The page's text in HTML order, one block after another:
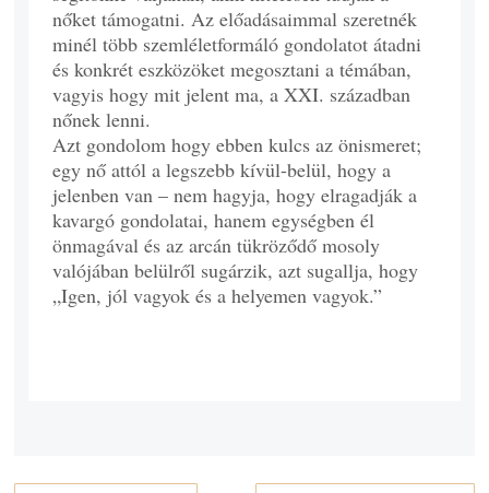
nőket támogatni. Az előadásaimmal szeretnék
minél több szemléletformáló gondolatot átadni
és konkrét eszközöket megosztani a témában,
vagyis hogy mit jelent ma, a XXI. században
nőnek lenni.
Azt gondolom hogy ebben kulcs az önismeret;
egy nő attól a legszebb kívül-belül, hogy a
jelenben van – nem hagyja, hogy elragadják a
kavargó gondolatai, hanem egységben él
önmagával és az arcán tükröződő mosoly
valójában belülről sugárzik, azt sugallja, hogy
„Igen, jól vagyok és a helyemen vagyok.”